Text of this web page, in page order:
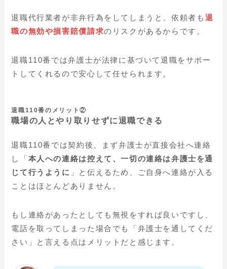
退職代行業者が非弁行為をしてしまうと、依頼者も 退
職の無効や損害賠償請求のリスクがあるからです。
退職110番では弁護士が法律に基づいて退職をサポー
トしてくれるので安心して任せられます。
退職110番のメリット②
職場の人とやり取りせずに退職できる
退職110番では契約後、まず弁護士が直接会社へ連絡
し「本人への連絡は控えて、一切の連絡は弁護士を通
じて行うように 」と伝えるため、ご自身へ連絡が入る
ことはほとんどありません。
もし連絡があったとしても無視をすれば良いですし、
電話を取ってしまった場合でも
「弁護士を通してくだ
さい」
と言える点はメリットだと感じます。